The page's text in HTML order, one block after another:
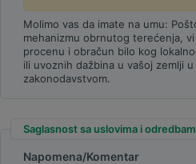
Molimo vas da imate na umu:
mehanizmu obrnutog terećenja,
procenu i obračun bilo kog
ili uvoznih dažbina u vašoj zemlji
zakonodavstvom.
Saglasnost sa uslovima i
Napomena/Komentar